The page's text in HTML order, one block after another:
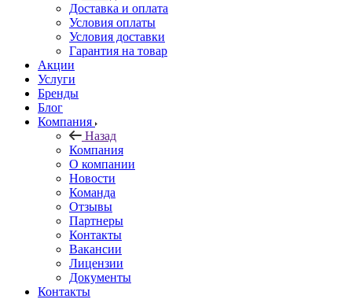
Доставка и оплата
Условия оплаты
Условия доставки
Гарантия на товар
Акции
Услуги
Бренды
Блог
Компания
Назад
Компания
О компании
Новости
Команда
Отзывы
Партнеры
Контакты
Вакансии
Лицензии
Документы
Контакты